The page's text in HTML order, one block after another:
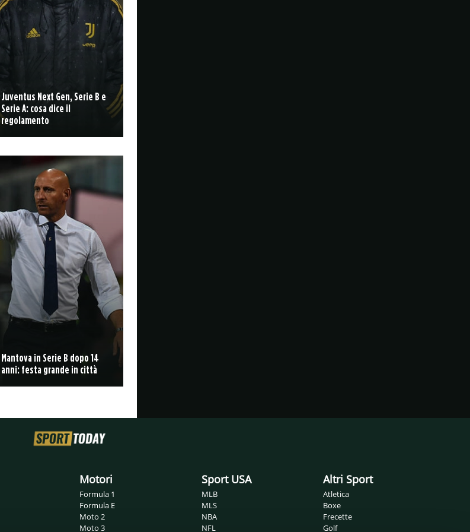
Juventus Next Gen, Serie B e
Serie A: cosa dice il
regolamento
Mantova in Serie B dopo 14
anni: festa grande in città
Motori
Formula 1
Formula E
Moto 2
Moto 3
Sport USA
MLB
MLS
NBA
NFL
Altri Sport
Atletica
Boxe
Frecette
Golf